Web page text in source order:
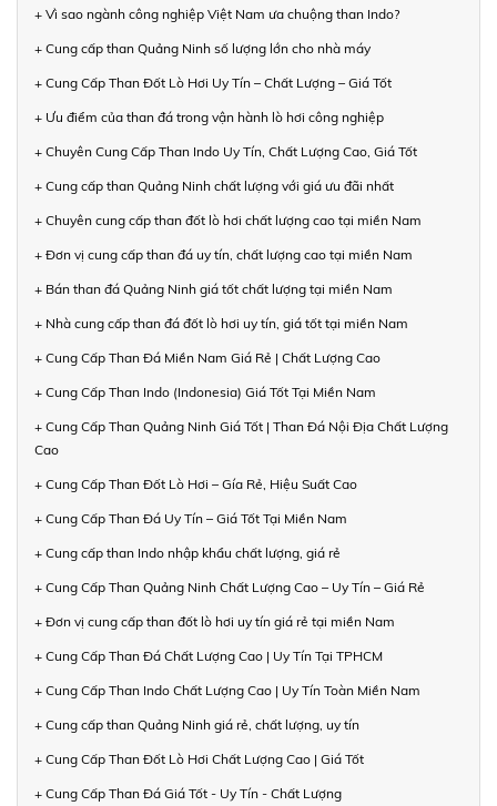
+ Vì sao ngành công nghiệp Việt Nam ưa chuộng than Indo?
+ Cung cấp than Quảng Ninh số lượng lớn cho nhà máy
+ Cung Cấp Than Đốt Lò Hơi Uy Tín – Chất Lượng – Giá Tốt
+ Ưu điểm của than đá trong vận hành lò hơi công nghiệp
+ Chuyên Cung Cấp Than Indo Uy Tín, Chất Lượng Cao, Giá Tốt
+ Cung cấp than Quảng Ninh chất lượng với giá ưu đãi nhất
+ Chuyên cung cấp than đốt lò hơi chất lượng cao tại miền Nam
+ Đơn vị cung cấp than đá uy tín, chất lượng cao tại miền Nam
+ Bán than đá Quảng Ninh giá tốt chất lượng tại miền Nam
+ Nhà cung cấp than đá đốt lò hơi uy tín, giá tốt tại miền Nam
+ Cung Cấp Than Đá Miền Nam Giá Rẻ | Chất Lượng Cao
+ Cung Cấp Than Indo (Indonesia) Giá Tốt Tại Miền Nam
+ Cung Cấp Than Quảng Ninh Giá Tốt | Than Đá Nội Địa Chất Lượng
Cao
+ Cung Cấp Than Đốt Lò Hơi – Gía Rẻ, Hiệu Suất Cao
+ Cung Cấp Than Đá Uy Tín – Giá Tốt Tại Miền Nam
+ Cung cấp than Indo nhập khẩu chất lượng, giá rẻ
+ Cung Cấp Than Quảng Ninh Chất Lượng Cao – Uy Tín – Giá Rẻ
+ Đơn vị cung cấp than đốt lò hơi uy tín giá rẻ tại miền Nam
+ Cung Cấp Than Đá Chất Lượng Cao | Uy Tín Tại TPHCM
+ Cung Cấp Than Indo Chất Lượng Cao | Uy Tín Toàn Miền Nam
+ Cung cấp than Quảng Ninh giá rẻ, chất lượng, uy tín
+ Cung Cấp Than Đốt Lò Hơi Chất Lượng Cao | Giá Tốt
+ Cung Cấp Than Đá Giá Tốt - Uy Tín - Chất Lượng